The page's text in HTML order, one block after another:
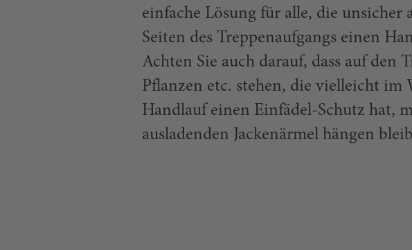
einfache Lösung für alle, die unsicher
Seiten des Treppenaufgangs einen
Achten Sie auch darauf, dass auf den
Pflanzen etc. stehen, die vielleicht im
Handlauf einen Einfädel-Schutz hat,
ausladenden Jackenärmel hängen